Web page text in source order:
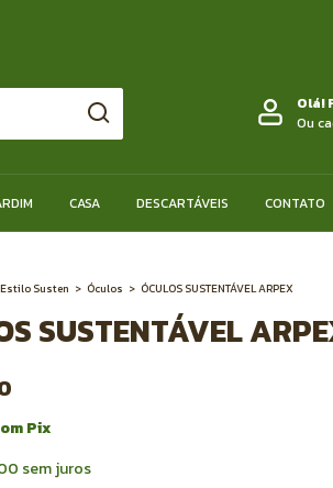
Olá!
Ou
CASA DESCARTÁVEIS CONTATO
Susten > Óculos > ÓCULOS SUSTENTÁVEL ARPEX
SUSTENTÁVEL
Pix
sem juros